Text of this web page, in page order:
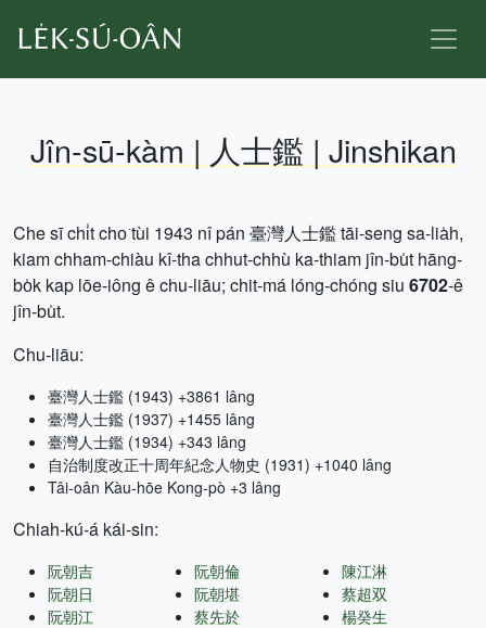
Jîn-sū-kàm | 人士鑑 | Jinshikan
Che sī chi̍t cho͘ tùi 1943 nî pán 臺灣人士鑑 tāi-seng sa-lia̍h,
kiam chham-chiàu kî-tha chhut-chhù ka-thiam jîn-bu̍t hāng-
bo̍k kap lōe-iông ê chu-liāu; chit-má lóng-chóng siu 6702-ê
jîn-bu̍t.
Chu-liāu:
臺灣人士鑑 (1943) +3861 lâng
臺灣人士鑑 (1937) +1455 lâng
臺灣人士鑑 (1934) +343 lâng
自治制度改正十周年紀念人物史 (1931) +1040 lâng
Tâi-oân Kàu-hōe Kong-pò +3 lâng
Chiah-kú-á kái-sin:
阮朝吉
阮朝日
阮朝江
阮朝倫
阮朝堪
蔡先於
陳江淋
蔡超双
楊癸生